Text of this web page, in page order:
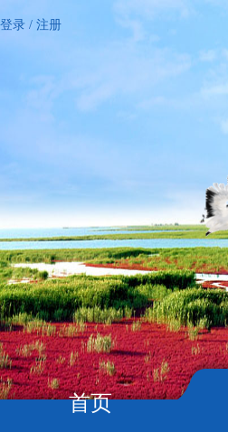
登录 / 注册
首页